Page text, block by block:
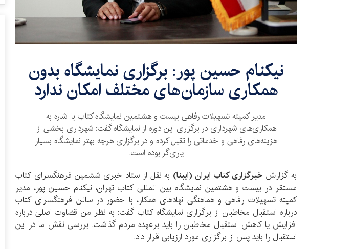
نیکنام حسین پور: برگزاری نمایشگاه بدون
همکاری سازمان‌های مختلف امکان ندارد
مدیر کمیته تسهیلات رفاهی بیست و هشتمین نمایشگاه کتاب با اشاره به
همکاری‌های شهرداری در برگزاری این دوره از نمایشگاه گفت: شهرداری بخشی از
هزینه‌های رفاهی و خدماتی را تقبل کرده و در برگزاری هرچه بهتر نمایشگاه بسیار
یاری‌گر بوده است.
به گزارش خبرگزاری کتاب ایران (ایبنا) به نقل از ستاد خبری ششمین فرهنگسرای کتاب
مستقر در بیست و هشتمین نمایشگاه بین المللی کتاب تهران، نیکنام حسین پور، مدیر
کمیته تسهیلات رفاهی و هماهنگی نهادهای همکار، با حضور در سالن فرهنگسرای کتاب
درباره استقبال مخاطبان از برگزاری نمایشگاه کتاب گفت: به نظر من قضاوت اصلی درباره
افزایش یا کاهش استقبال مخاطبان را باید برعهده مردم گذاشت. بررسی نقش ما در این
استقبال را باید پس از برگزاری مورد ارزیابی قرار داد.